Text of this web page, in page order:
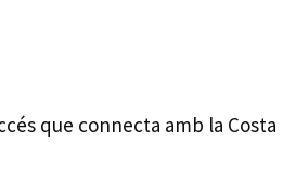
que connecta amb la